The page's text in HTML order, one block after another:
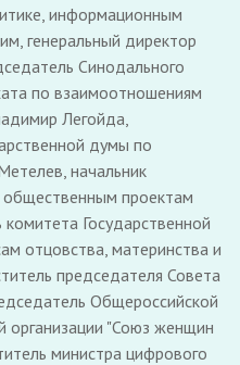
информационным
генеральный директор
Синодального
по взаимоотношениям
Легойда,
думы по
начальник
проектам
Государственной
отцовства, материнства и
председателя Совета
Общероссийской
организации "Союз женщин
министра цифрового